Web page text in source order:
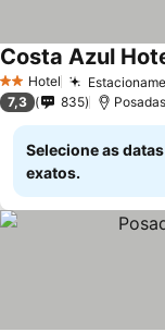
2 Estrelas
Hotel
Costa Azul
7,3 835
Selecione as
exatos.